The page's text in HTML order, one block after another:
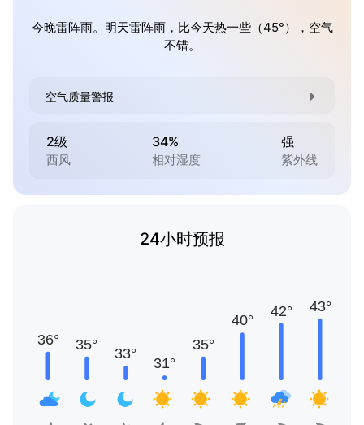
今晚雷阵雨。明天雷阵雨，比今天热一些（45°），空气
不错。
空气质量警报
2级
西风
34%
相对湿度
强
紫外线
24小时预报